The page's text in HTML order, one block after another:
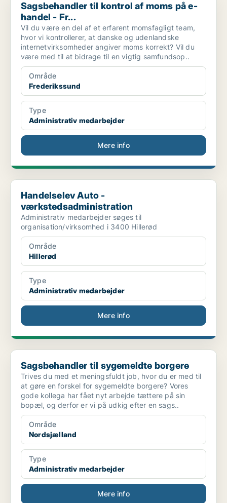
Sagsbehandler til kontrol af moms på e-
handel - Fr...
Vil du være en del af et erfarent momsfagligt team,
hvor vi kontrollerer, at danske og udenlandske
internetvirksomheder angiver moms korrekt? Vil du
være med til at bidrage til en vigtig samfundsop..
Område
Frederikssund
Type
Administrativ medarbejder
Mere info
Handelselev Auto - værkstedsadministration
Handelselev Auto -
værkstedsadministration
Administrativ medarbejder søges til
organisation/virksomhed i 3400 Hillerød
Område
Hillerød
Type
Administrativ medarbejder
Mere info
Sagsbehandler til sygemeldte borgere
Sagsbehandler til sygemeldte borgere
Trives du med et meningsfuldt job, hvor du er med til
at gøre en forskel for sygemeldte borgere? Vores
gode kollega har fået nyt arbejde tættere på sin
bopæl, og derfor er vi på udkig efter en sags..
Område
Nordsjælland
Type
Administrativ medarbejder
Mere info